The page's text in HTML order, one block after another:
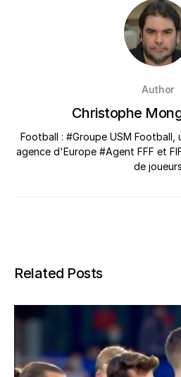
Author
Christophe
Football : #Groupe USM Football,
agence d'Europe #Agent FFF et
de joueurs
Related Posts